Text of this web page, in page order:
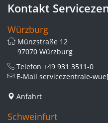
Kontakt
Würzburg
Münzstraße 12
97070 Würzburg
Telefon +49 931 3511-0
E-Mail servicezentrale-
Anfahrt
Schweinfurt